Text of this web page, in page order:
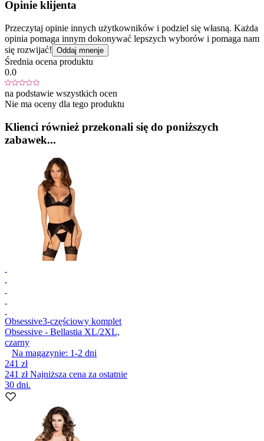
Opinie klijenta
Przeczytaj opinie innych użytkowników i podziel się własną. Każda
opinia pomaga innym dokonywać lepszych wyborów i pomaga nam
się rozwijać! Oddaj mnenje
Średnia ocena produktu
0.0
na podstawie wszystkich ocen
Nie ma oceny dla tego produktu
Klienci również przekonali się do poniższych
zabawek...
Obsessive3-częściowy komplet
Obsessive - Bellastia XL/2XL,
czarny
Na magazynie: 1-2 dni
241 zł
241 złNajniższa cena za ostatnie
30 dni.